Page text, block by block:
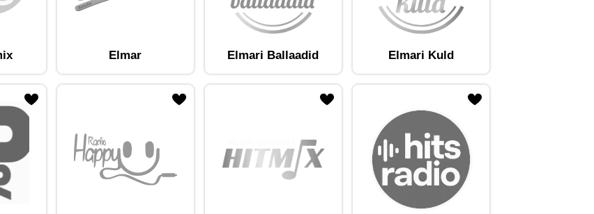
Elmar Elmari Ballaadid Elmari Kuld
hulkaLisa raadiojaam lemmikute hulka